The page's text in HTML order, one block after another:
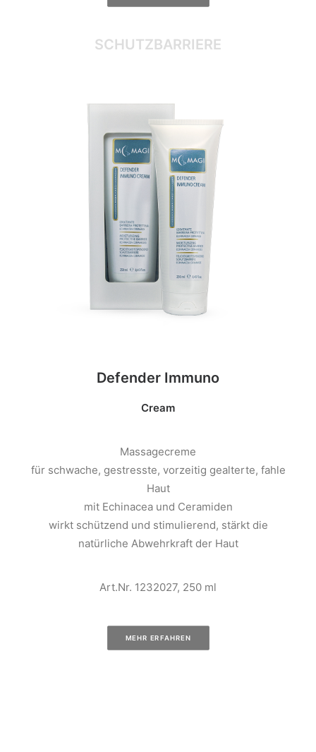
SCHUTZBARRIERE
Defender Immuno
Cream
Massagecreme
für schwache, gestresste, vorzeitig gealterte, fahle
Haut
mit Echinacea und Ceramiden
wirkt schützend und stimulierend, stärkt die
natürliche Abwehrkraft der Haut
Art.Nr. 1232027, 250 ml
MEHR ERFAHREN